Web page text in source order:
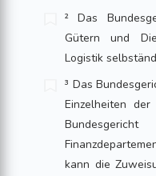
² Das
Gütern und
Logistik
³ Das
Einzelheiten der
kann die